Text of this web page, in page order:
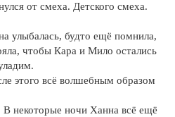
от смеха. Детского смеха.
улыбалась, будто ещё помнила,
чтобы Кара и Мило остались
этого всё волшебным образом
В некоторые ночи Ханна всё ещё